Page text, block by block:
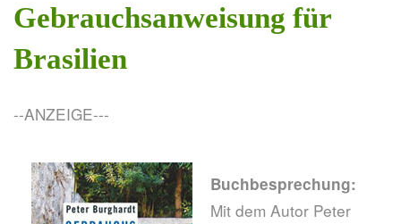
Gebrauchsanweisung für
Brasilien
--ANZEIGE---
Buchbesprechung:
Mit dem Autor Peter